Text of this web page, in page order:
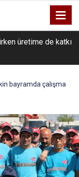
üretime de katkı
bayramda çalışma